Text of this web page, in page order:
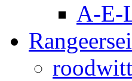
A-E-